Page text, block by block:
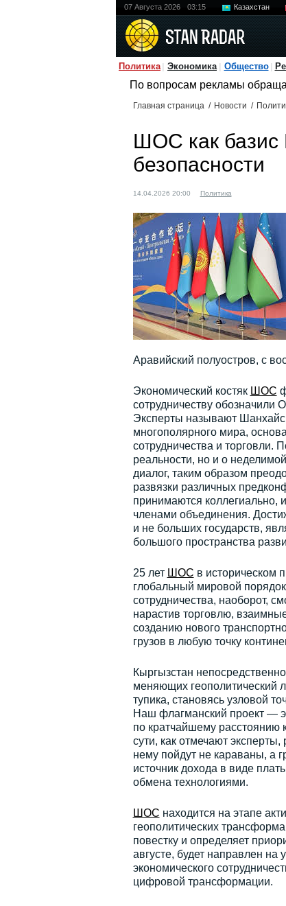
07 Августа 2026 03:15 Казахстан
Политика Экономика Общество
По вопросам рекламы
Главная страница / Новости /
ШОС как базис
безопасности
14.04.2026 20:00 Политика
Аравийский полуостров, с
Экономический костяк ШОС
сотрудничеству обозначили
Эксперты называют
многополярного мира,
сотрудничества и торговли.
реальности, но и о
диалог, таким образом
развязки различных
принимаются коллегиально,
членами объединения.
и не больших государств,
большого пространства
25 лет ШОС в историческом
глобальный мировой
сотрудничества, наоборот,
нарастив торговлю,
созданию нового
грузов в любую точку
Кыргызстан
меняющих геополитический
тупика, становясь узловой
Наш флагманский проект —
по кратчайшему
сути, как отмечают
нему пойдут не караваны, а
источник дохода в виде
обмена технологиями.
ШОС находится на этапе
геополитических
повестку и определяет
августе, будет направлен
экономического
цифровой трансформации.